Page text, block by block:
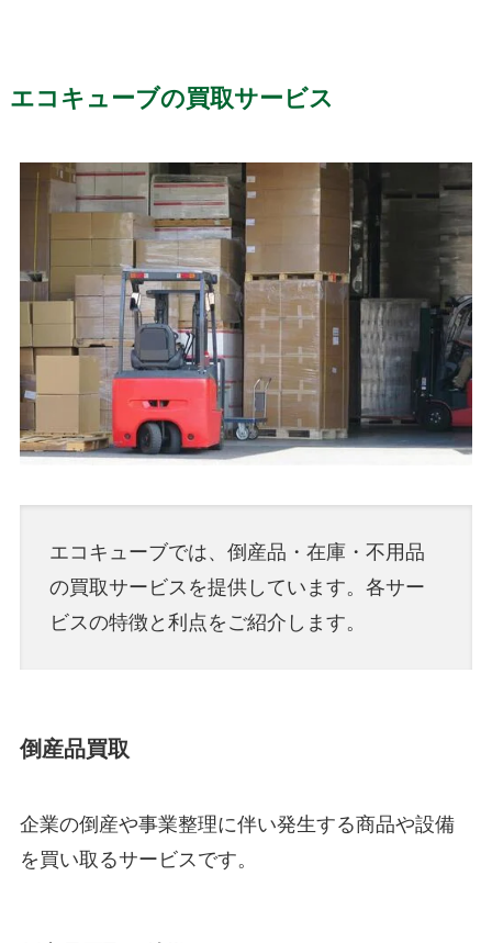
エコキューブの買取サービス
エコキューブでは、倒産品・在庫・不用品
の買取サービスを提供しています。各サー
ビスの特徴と利点をご紹介します。
倒産品買取
企業の倒産や事業整理に伴い発生する商品や設備
を買い取るサービスです。